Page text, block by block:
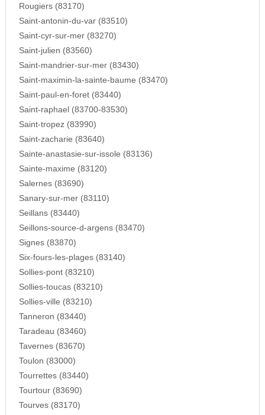
Rougiers (83170)
Saint-antonin-du-var (83510)
Saint-cyr-sur-mer (83270)
Saint-julien (83560)
Saint-mandrier-sur-mer (83430)
Saint-maximin-la-sainte-baume (83470)
Saint-paul-en-foret (83440)
Saint-raphael (83700-83530)
Saint-tropez (83990)
Saint-zacharie (83640)
Sainte-anastasie-sur-issole (83136)
Sainte-maxime (83120)
Salernes (83690)
Sanary-sur-mer (83110)
Seillans (83440)
Seillons-source-d-argens (83470)
Signes (83870)
Six-fours-les-plages (83140)
Sollies-pont (83210)
Sollies-toucas (83210)
Sollies-ville (83210)
Tanneron (83440)
Taradeau (83460)
Tavernes (83670)
Toulon (83000)
Tourrettes (83440)
Tourtour (83690)
Tourves (83170)